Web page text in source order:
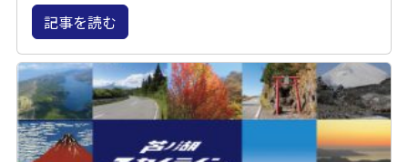
記事を読む